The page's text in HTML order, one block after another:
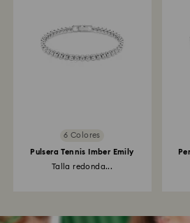
6 Colores
Pulsera Tennis Imber Emily
Talla redonda...